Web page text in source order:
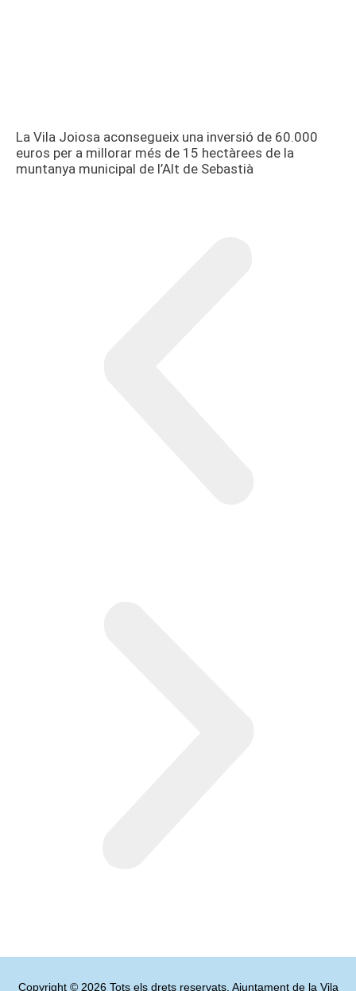
La Vila Joiosa aconsegueix una inversió de 60.000
euros per a millorar més de 15 hectàrees de la
muntanya municipal de l’Alt de Sebastià
Copyright © 2026 Tots els drets reservats. Ajuntament de la Vila